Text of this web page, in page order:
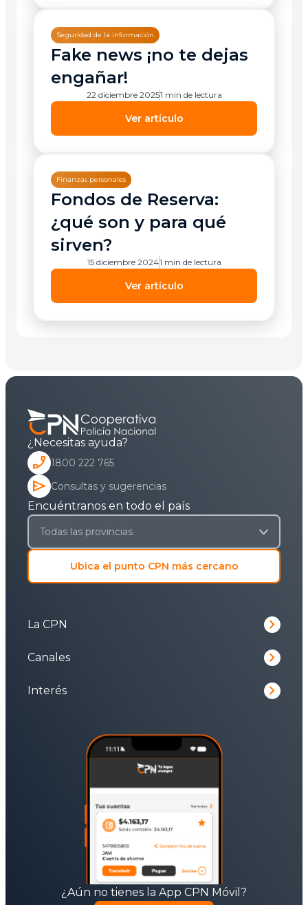
Seguridad de la información
Fake news ¡no te dejas
engañar!
Ver artículo
22 diciembre 20251 min de lectura
Finanzas personales
Fondos de Reserva:
¿qué son y para qué
sirven?
Ver artículo
15 diciembre 20241 min de lectura
¿Necesitas ayuda?
phone_enabled 1800 222 765
send Consultas y sugerencias
Encuéntranos en todo el país
Ubica el punto CPN más cercano
La CPN keyboard_arrow_right
Canales keyboard_arrow_right
Interés keyboard_arrow_right
¿Aún no tienes la App CPN Móvil?